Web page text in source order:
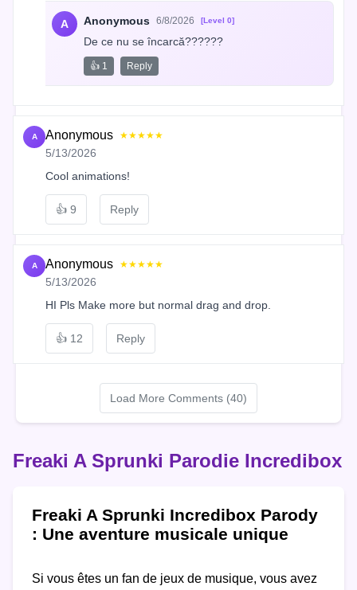
A Anonymous 6/8/2026 [Level 0]
De ce nu se încarcă??????
👍 1 Reply
A Anonymous ★★★★★
5/13/2026
Cool animations!
👍 9 Reply
A Anonymous ★★★★★
5/13/2026
HI Pls Make more but normal drag and drop.
👍 12 Reply
Load More Comments (40)
Freaki A Sprunki Parodie Incredibox
Freaki A Sprunki Incredibox Parody
: Une aventure musicale unique
Si vous êtes un fan de jeux de musique, vous avez